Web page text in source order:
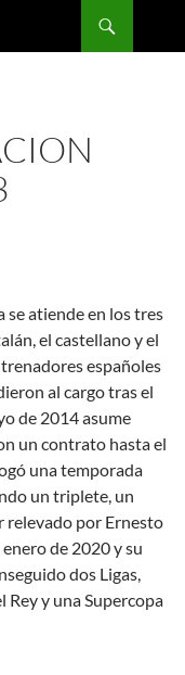
se atiende en los tres
el castellano y el
españoles
al cargo tras el
de 2014 asume
un contrato hasta el
una temporada
un triplete, un
relevado por Ernesto
de 2020 y su
dos Ligas,
y una Supercopa